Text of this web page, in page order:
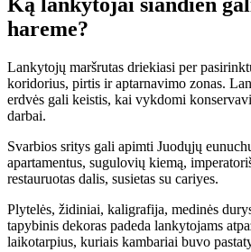
Ką lankytojai šiandien
hareme?
Lankytojų maršrutas driekiasi per
koridorius, pirtis ir aptarnavimo zonas.
erdvės gali keistis, kai vykdomi
darbai.
Svarbios sritys gali apimti Juodųjų
apartamentus, sugulovių kiemą,
restauruotas dalis, susietas su cariyes.
Plytelės, židiniai, kaligrafija, medinės
tapybinis dekoras padeda lankytojams
laikotarpius, kuriais kambariai buvo